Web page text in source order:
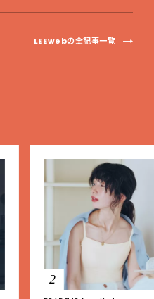
LEEwebの全記事一覧
2